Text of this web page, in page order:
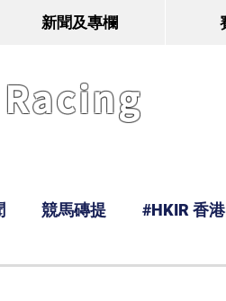
新聞及專欄
競馬磚提 #HKIR 香